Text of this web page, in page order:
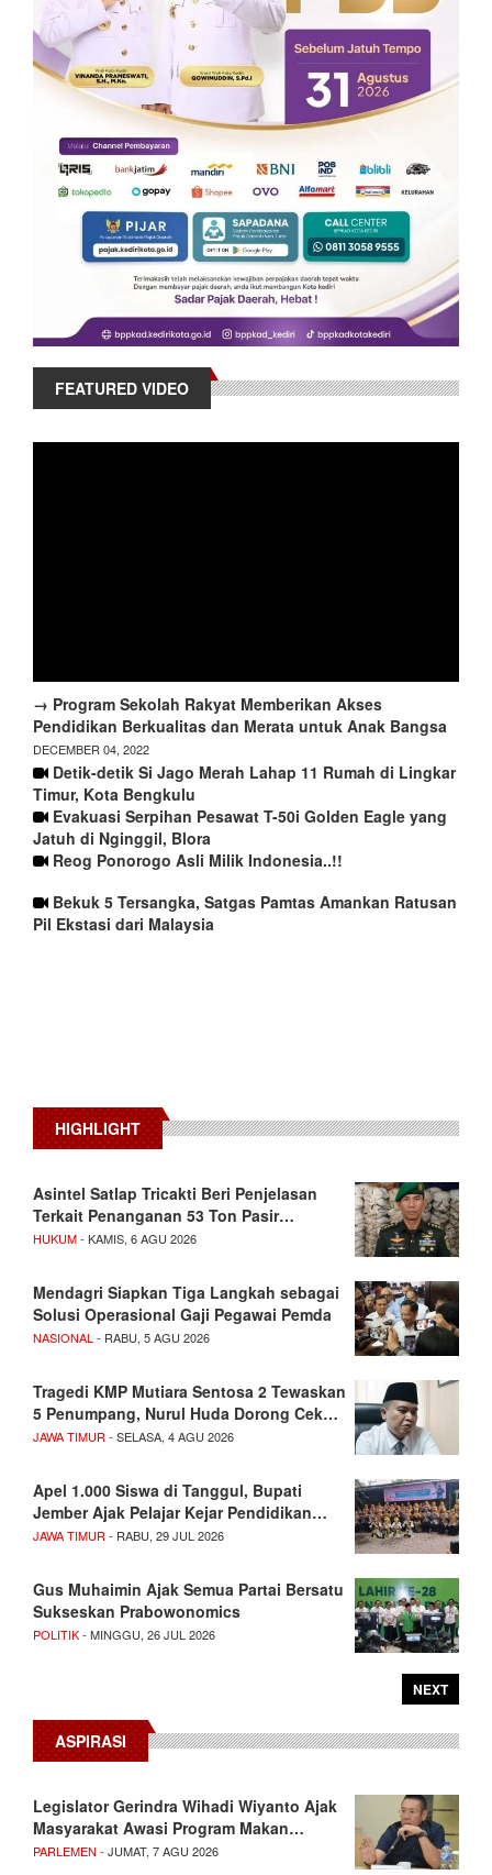
FEATURED VIDEO
→ Program Sekolah Rakyat Memberikan Akses
Pendidikan Berkualitas dan Merata untuk Anak Bangsa
DECEMBER 04, 2022
Detik-detik Si Jago Merah Lahap 11 Rumah di Lingkar
Timur, Kota Bengkulu
Evakuasi Serpihan Pesawat T-50i Golden Eagle yang
Jatuh di Nginggil, Blora
Reog Ponorogo Asli Milik Indonesia..!!
Bekuk 5 Tersangka, Satgas Pamtas Amankan Ratusan
Pil Ekstasi dari Malaysia
HIGHLIGHT
Asintel Satlap Tricakti Beri Penjelasan
Terkait Penanganan 53 Ton Pasir…
HUKUM- KAMIS, 6 AGU 2026
Mendagri Siapkan Tiga Langkah sebagai
Solusi Operasional Gaji Pegawai Pemda
NASIONAL - RABU, 5 AGU 2026
Tragedi KMP Mutiara Sentosa 2 Tewaskan
5 Penumpang, Nurul Huda Dorong Cek…
JAWA TIMUR - SELASA, 4 AGU 2026
Apel 1.000 Siswa di Tanggul, Bupati
Jember Ajak Pelajar Kejar Pendidikan…
JAWA TIMUR - RABU, 29 JUL 2026
Gus Muhaimin Ajak Semua Partai Bersatu
Sukseskan Prabowonomics
POLITIK- MINGGU, 26 JUL 2026
NEXT
ASPIRASI
Legislator Gerindra Wihadi Wiyanto Ajak
Masyarakat Awasi Program Makan…
PARLEMEN - JUMAT, 7 AGU 2026